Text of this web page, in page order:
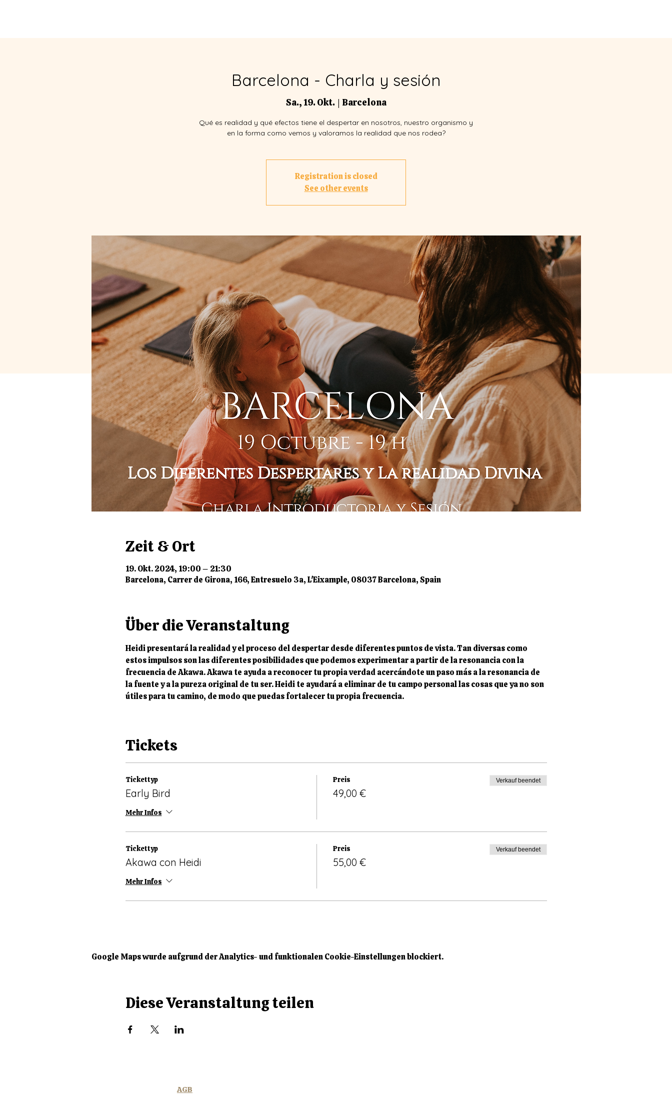
Barcelona - Charla y sesión
Sa., 19. Okt.
  |
Barcelona
Qué es realidad y qué efectos tiene el despertar en nosotros, nuestro organismo y
en la forma como vemos y valoramos la realidad que nos rodea?
Registration is closed
See other events
Zeit & Ort
19. Okt. 2024, 19:00 – 21:30
Barcelona, Carrer de Girona, 166, Entresuelo 3a, L'Eixample, 08037 Barcelona, Spain
Über die Veranstaltung
Heidi presentará la realidad y el proceso del despertar desde diferentes puntos de vista. Tan diversas como
estos impulsos son las diferentes posibilidades que podemos experimentar a partir de la resonancia con la
frecuencia de Akawa. Akawa te ayuda a reconocer tu propia verdad acercándote un paso más a la resonancia de
la fuente y a la pureza original de tu ser. Heidi te ayudará a eliminar de tu campo personal las cosas que ya no son
útiles para tu camino, de modo que puedas fortalecer tu propia frecuencia.
Tickets
Tickettyp
Early Bird
Mehr Infos
Preis
49,00 €
Verkauf beendet
Tickettyp
Akawa con Heidi
Mehr Infos
Preis
55,00 €
Verkauf beendet
Google Maps wurde aufgrund der Analytics- und funktionalen Cookie-Einstellungen blockiert.
Diese Veranstaltung teilen
AGB